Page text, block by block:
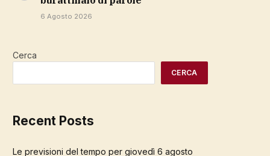
6 Agosto 2026
Cerca
CERCA
Recent Posts
Le previsioni del tempo per giovedì 6 agosto